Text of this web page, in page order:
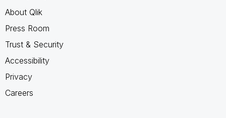
About Qlik
Press Room
Trust & Security
Accessibility
Privacy
Careers